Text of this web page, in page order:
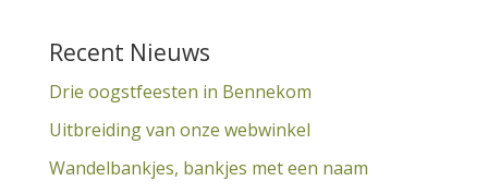
Recent Nieuws
Drie oogstfeesten in Bennekom
Uitbreiding van onze webwinkel
Wandelbankjes, bankjes met een naam